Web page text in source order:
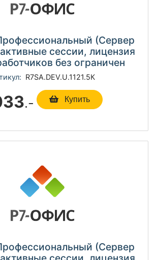
(Сервер
сессии, лицензия
без ограничен
R7SА.DEV.U.1121.5К
.- Купить
(Сервер